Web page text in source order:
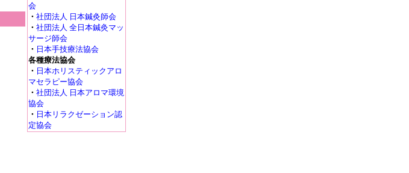
会
・ 社団法人 日本鍼灸師会
・ 社団法人 全日本鍼灸マッ
サージ師会
・ 日本手技療法協会
各種療法協会
・ 日本ホリスティックアロ
マセラピー協会
・ 社団法人 日本アロマ環境
協会
・ 日本リラクゼーション認
定協会